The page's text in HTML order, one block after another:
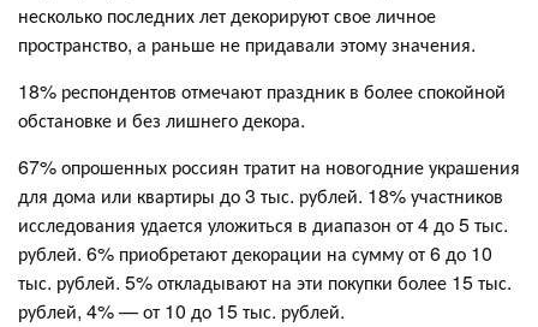
несколько последних лет декорируют свое личное
пространство, а раньше не придавали этому значения.
18% респондентов отмечают праздник в более спокойной
обстановке и без лишнего декора.
67% опрошенных россиян тратит на новогодние украшения
для дома или квартиры до 3 тыс. рублей. 18% участников
исследования удается уложиться в диапазон от 4 до 5 тыс.
рублей. 6% приобретают декорации на сумму от 6 до 10
тыс. рублей. 5% откладывают на эти покупки более 15 тыс.
рублей, 4% — от 10 до 15 тыс. рублей.